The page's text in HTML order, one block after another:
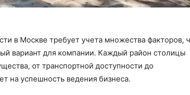
в Москве требует учета множества факторов,
вариант для компании. Каждый район столицы
от транспортной доступности до
на успешность ведения бизнеса.